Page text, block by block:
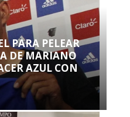
PARA PELEAR
DE MARIANO
AZUL CON